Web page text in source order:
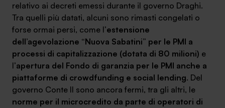
SA Finance Mediazione Creditizia Srl, società di mediazione creditizia iscritta
all'Oam n.M336
relativo ai decreti emessi durante il governo Draghi.
Tra quelli più datati, alcuni sono rimasti congelati o
forse ormai persi, come l’estensione
dell’agevolazione “Nuova Sabatini” per le PMI a
processi di capitalizzazione (dotata di 80 milioni) e
l’apertura del Fondo di garanzia per le PMI anche a
piattaforme di crowdfunding e social lending. Del
governo Conte II sono ancora fermi, tra gli altri, le
norme per il microcredito da parte di operatori di